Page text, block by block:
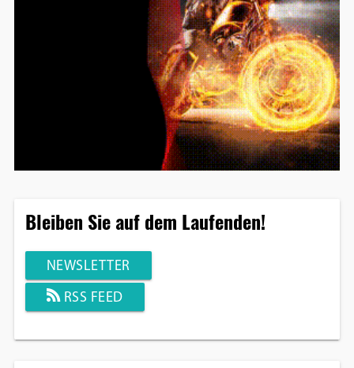
Bleiben Sie auf dem Laufenden!
NEWSLETTER
RSS FEED